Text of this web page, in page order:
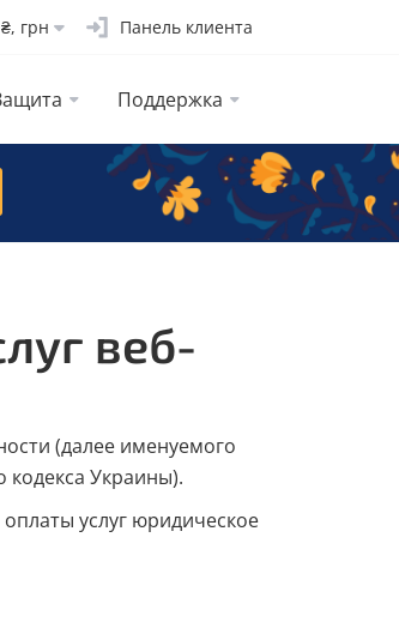
₴, грн Панель клиента
Поддержка
веб-
(далее именуемого
кодекса Украины).
услуг юридическое